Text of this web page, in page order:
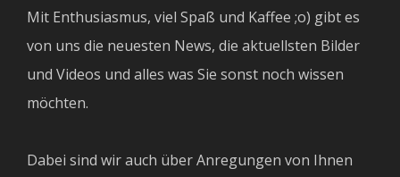
Mit Enthusiasmus, viel Spaß und Kaffee ;o) gibt es
von uns die neuesten News, die aktuellsten Bilder
und Videos und alles was Sie sonst noch wissen
möchten.
Dabei sind wir auch über Anregungen von Ihnen